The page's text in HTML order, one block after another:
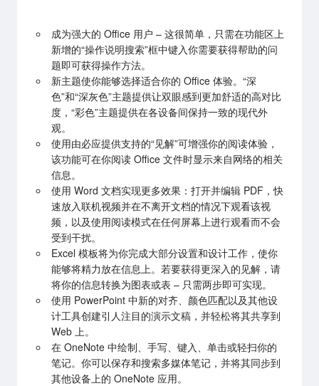
成为强大的 Office 用户 – 这很简单，只需在功能区上
新增的“操作说明搜索”框中键入你需要获得帮助的问
题即可获得操作方法。
新主题使你能够选择适合你的 Office 体验。“深
色”和“深灰色”主题提供让双眼感到更加舒适的高对比
度，“彩色”主题提供在各设备间保持一致的现代外
观。
使用由必应提供支持的“见解”可增强你的阅读体验，
该功能可在你阅读 Office 文件时显示来自网络的相关
信息。
使用 Word 文档实现更多效果：打开并编辑 PDF，快
速放入联机视频并在不离开文档的情况下观看该视
频，以及使用阅读模式在任何屏幕上进行观看而不会
受到干扰。
Excel 模板将为你完成大部分设置和设计工作，使你
能够将精力放在信息上。若要获得更深入的见解，请
将你的信息转换为图表或表 – 只需两步即可实现。
使用 PowerPoint 中新的对齐、颜色匹配以及其他设
计工具创建引人注目的演示文稿，并轻松将其共享到
Web 上。
在 OneNote 中绘制、手写、键入、单击或轻扫你的
笔记。你可以保存和搜索多媒体笔记，并将其同步到
其他设备上的 OneNote 应用。